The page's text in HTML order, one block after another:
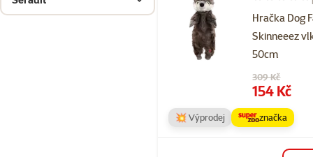
Hračka Dog
Skinneeez
50cm
Původní cena
309 Kč
Cena
154 Kč
💥 Výprodej značka